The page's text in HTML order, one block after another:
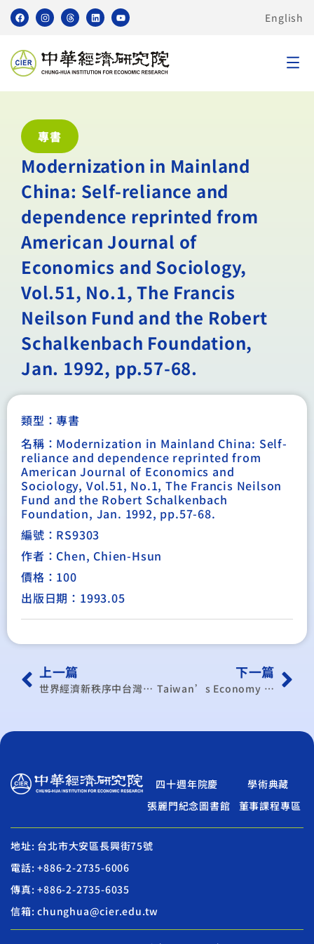
English
專書
Modernization in Mainland
China: Self-reliance and
dependence reprinted from
American Journal of
Economics and Sociology,
Vol.51, No.1, The Francis
Neilson Fund and the Robert
Schalkenbach Foundation,
Jan. 1992, pp.57-68.
類型：專書
名稱：Modernization in Mainland China: Self-
reliance and dependence reprinted from
American Journal of Economics and
Sociology, Vol.51, No.1, The Francis Neilson
Fund and the Robert Schalkenbach
Foundation, Jan. 1992, pp.57-68.
編號：RS9303
作者：Chen, Chien-Hsun
價格：100
出版日期：1993.05
上一篇
世界經濟新秩序中台灣經濟之蛻變研討會
下一篇
Taiwan’s Economy and its International Role
四十週年院慶
學術典藏
張麗門紀念圖書館
董事課程專區
地址: 台北市大安區長興街75號
電話: +886-2-2735-6006
傳真: +886-2-2735-6035
信箱: chunghua@cier.edu.tw